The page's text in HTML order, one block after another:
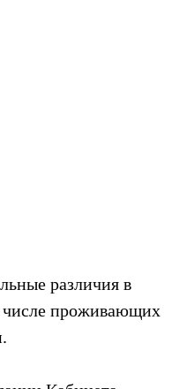
различия в
числе проживающих